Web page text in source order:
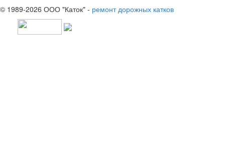
© 1989-2026 ООО "Каток" - ремонт дорожных катков